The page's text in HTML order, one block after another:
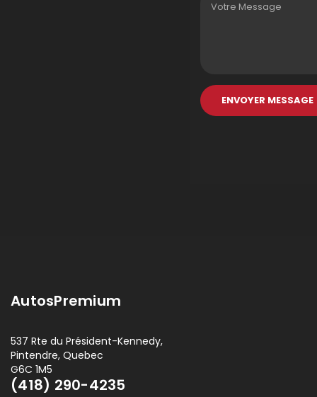
ENVOYER MESSAGE
AutosPremium
537 Rte du Président-Kennedy,
Pintendre, Quebec
G6C 1M5
(418) 290-4235